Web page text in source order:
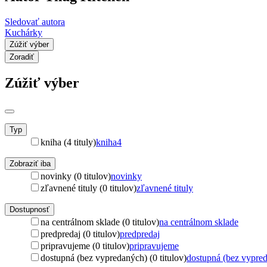
Sledovať autora
Kuchárky
Zúžiť výber
Zoradiť
Zúžiť výber
Typ
kniha (4 tituly)kniha4
Zobraziť iba
novinky (0 titulov)novinky
zľavnené tituly (0 titulov)zľavnené tituly
Dostupnosť
na centrálnom sklade (0 titulov)na centrálnom sklade
predpredaj (0 titulov)predpredaj
pripravujeme (0 titulov)pripravujeme
dostupná (bez vypredaných) (0 titulov)dostupná (bez